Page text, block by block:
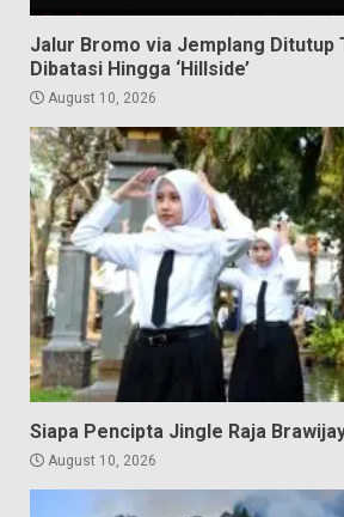
Jalur Bromo via Jemplang Ditutup
Dibatasi Hingga ‘Hillside’
August 10, 2026
Siapa Pencipta Jingle Raja
August 10, 2026